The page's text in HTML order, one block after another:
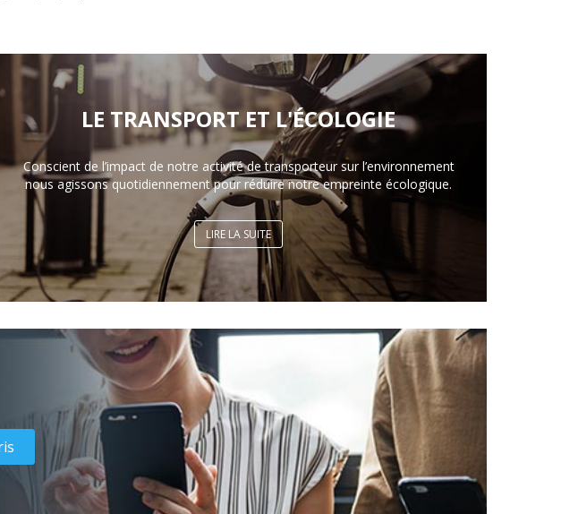
LE TRANSPORT ET L'ÉCOLOGIE
Conscient de l’impact de notre activité de transporteur sur l’environnement
nous agissons quotidiennement pour réduire notre empreinte écologique.
LIRE LA SUITE